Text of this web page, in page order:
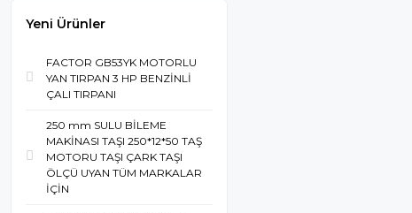
Yeni Ürünler
FACTOR GB53YK MOTORLU
YAN TIRPAN 3 HP BENZİNLİ
ÇALI TIRPANI
250 mm SULU BİLEME
MAKİNASI TAŞI 250*12*50 TAŞ
MOTORU TAŞI ÇARK TAŞI
ÖLÇÜ UYAN TÜM MARKALAR
İÇİN